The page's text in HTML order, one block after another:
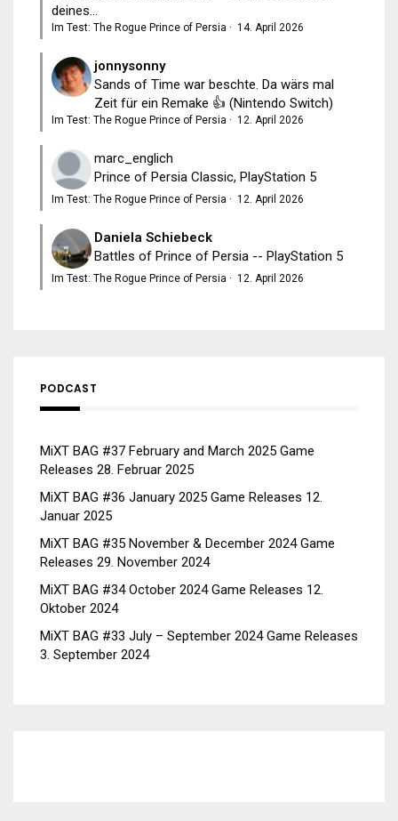
deines...
Im Test: The Rogue Prince of Persia · 14. April 2026
jonnysonny
Sands of Time war beschte. Da wärs mal
Zeit für ein Remake 👍 (Nintendo Switch)
Im Test: The Rogue Prince of Persia · 12. April 2026
marc_englich
Prince of Persia Classic, PlayStation 5
Im Test: The Rogue Prince of Persia · 12. April 2026
Daniela Schiebeck
Battles of Prince of Persia -- PlayStation 5
Im Test: The Rogue Prince of Persia · 12. April 2026
PODCAST
MiXT BAG #37 February and March 2025 Game
Releases 28. Februar 2025
MiXT BAG #36 January 2025 Game Releases 12.
Januar 2025
MiXT BAG #35 November & December 2024 Game
Releases 29. November 2024
MiXT BAG #34 October 2024 Game Releases 12.
Oktober 2024
MiXT BAG #33 July – September 2024 Game Releases
3. September 2024